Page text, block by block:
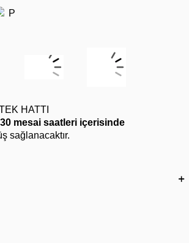
HATTI
mesai saatleri içerisinde
sağlanacaktır.